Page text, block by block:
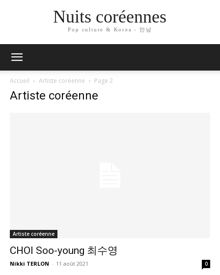
Nuits coréennes
Pop culture & Korea - 만남
Accueil Artiste coréenne Page 2
Artiste coréenne
Artiste coréenne
CHOI Soo-young 최수영
Nikki TERLON - 11 août 2021 0